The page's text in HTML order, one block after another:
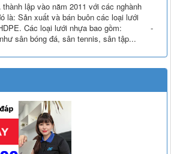
lập vào năm 2011 với các nghành
là: Sản xuất và bán buôn các loại lưới
HDPE. Các loại lưới nhựa bao gồm: -
sân bóng đá, sân tennis, sân tập...